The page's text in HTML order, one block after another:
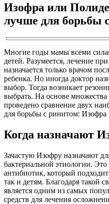
Изофра или
лучше для борьбы
Многие годы мамы всеми
детей. Разумеется, лечение
назначается только врачом
ребенка. Но иногда доктор
выбор. Тогда возникает
выбрать. На основе множества
проведено сравнение двух
для борьбы с ринитом: Изофра
Когда назначают
Зачастую Изофру назначают
бактериальной этиологии.
антибиотик, который
так и детям. Благодаря такой
является одним из самых
средств для лечения